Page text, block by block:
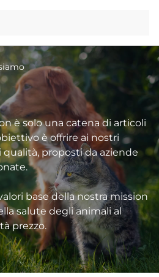
è solo una catena di articoli
è offrire ai nostri
proposti da aziende
base della nostra mission
salute degli animali al
prezzo.